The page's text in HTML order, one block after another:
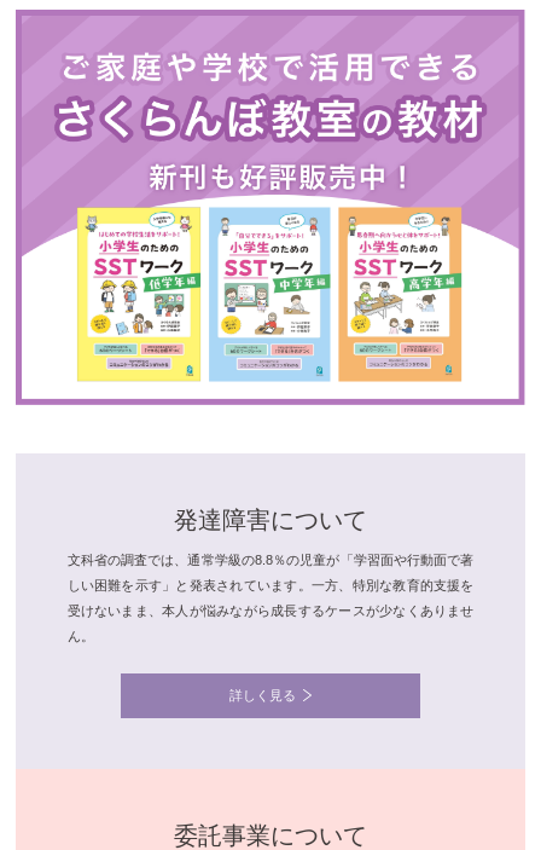
発達障害について
文科省の調査では、通常学級の8.8％の児童が「学習面や行動面で著
しい困難を示す」と発表されています。一方、特別な教育的支援を
受けないまま、本人が悩みながら成長するケースが少なくありませ
ん。
詳しく見る
委託事業について